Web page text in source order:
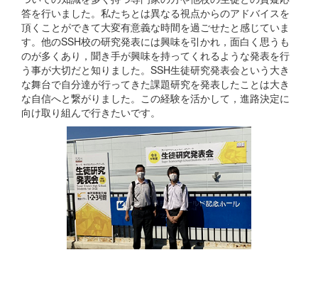
答を行いました。私たちとは異なる視点からのアドバイスを
頂くことができて大変有意義な時間を過ごせたと感じていま
す。他のSSH校の研究発表には興味を引かれ，面白く思うも
のが多くあり，聞き手が興味を持ってくれるような発表を行
う事が大切だと知りました。SSH生徒研究発表会という大き
な舞台で自分達が行ってきた課題研究を発表したことは大き
な自信へと繋がりました。この経験を活かして，進路決定に
向け取り組んで行きたいです。